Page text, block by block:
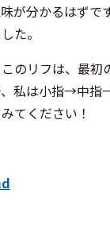
が分かるはず
た。
のリフは、最
私は小指→中
てください！